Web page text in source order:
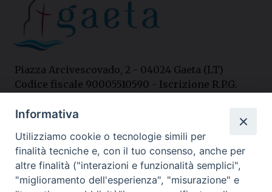
Piazza Arcivescovado, 2 - 04024 Gaeta (LT)
Codice fiscale 90005510590 - Iscrizione R.P.G.
Contatti
Curia
Tel. 0771.740341
Informativa
Utilizziamo cookie o tecnologie simili per
finalità tecniche e, con il tuo consenso, anche per
altre finalità ("interazioni e funzionalità semplici",
"miglioramento dell'esperienza", "misurazione" e